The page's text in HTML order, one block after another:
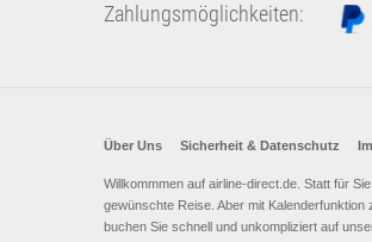
Zahlungsmöglichkeiten:
Über Uns Sicherheit & Datenschutz
Willkommmen auf airline-direct.de. Statt für
gewünschte Reise. Aber mit
buchen Sie schnell und unkompliziert auf